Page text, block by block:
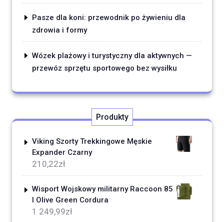
Pasze dla koni: przewodnik po żywieniu dla
zdrowia i formy
Wózek plażowy i turystyczny dla aktywnych —
przewóz sprzętu sportowego bez wysiłku
Produkty
Viking Szorty Trekkingowe Męskie
Expander Czarny
210,22zł
Wisport Wojskowy militarny Raccoon 85
l Olive Green Cordura
1 249,99zł